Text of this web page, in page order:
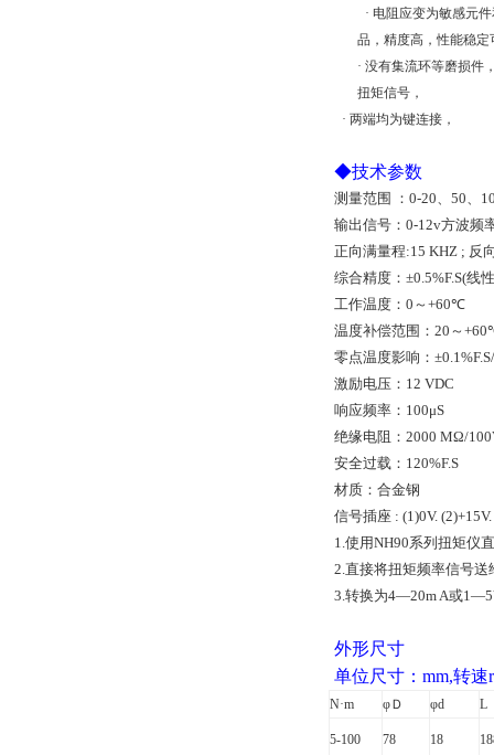
· 电阻应变为敏感元
品 ，精度高，性能稳
·没有集流环等磨损件
扭矩信号，
·两端均为键连接，
◆技术参数
测量范围 ： 0-20、 50、
输出信号： 0-12v方波频
正向满量程:15 KHZ ; 反
综合精度： ±0.5%F.S(线性
工作温度： 0 ～ +60℃
温度补偿范围： 20 ～ +60
零点温度影响：
激励电压： 12 VDC
响应频率： 100μS
绝缘电阻： 2000 MΩ/
安全过载 ： 120%F.S
材质：合金钢
信号插座 : (1)0V.
1.使用NH90系列扭矩仪
2.直接将扭矩频率信号送
3.转换为4—20m A或1—
外形尺寸
单位尺寸：mm,转速
N·m φＤ φd L
5-100 78 18